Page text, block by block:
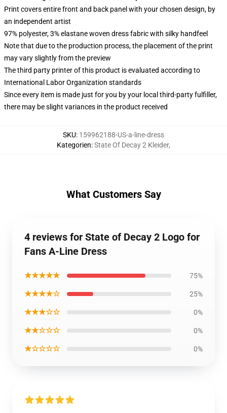
Print covers entire front and back panel with your chosen design, by
an independent artist
97% polyester, 3% elastane woven dress fabric with silky handfeel
Note that due to the production process, the placement of the print
may vary slightly from the preview
The third party printer of this product is evaluated according to
International Labor Organization standards
Since every item is made just for you by your local third-party fulfiller,
there may be slight variances in the product received
SKU: 159962188-US-a-line-dress
Kategorien:State Of Decay 2 Kleider,
What Customers Say
4 reviews for State of Decay 2 Logo for
Fans A-Line Dress
★★★★★ 75%
★★★★☆ 25%
★★★☆☆ 0%
★★☆☆☆ 0%
★☆☆☆☆ 0%